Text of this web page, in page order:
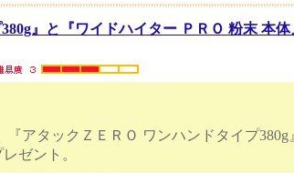
』と『ワイドハイター ＰＲＯ 粉末 本
アタックＺＥＲＯ ワンハンドタイプ380g
セットでプレゼント。